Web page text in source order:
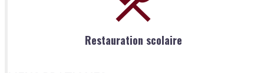
Restauration scolaire